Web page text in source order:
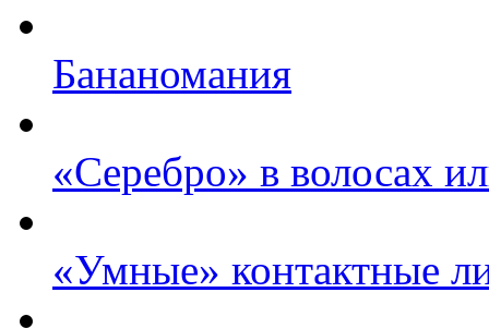
Бананомания
«Серебро» в волосах
«Умные» контактные